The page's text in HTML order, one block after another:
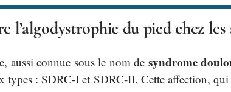
l’algodystrophie du pied chez
aussi connue sous le nom de syndrome
types : SDRC-I et SDRC-II. Cette affection,